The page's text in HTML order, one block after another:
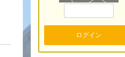
ログイン